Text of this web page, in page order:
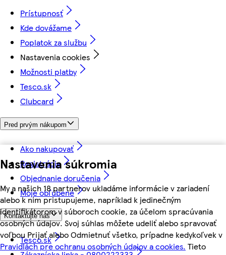
Nastavenia súkromia
My a našich 18 partnerov ukladáme informácie v zariadení
alebo k nim pristupujeme, napríklad k jedinečným
identifikátorom v súboroch cookie, za účelom spracúvania
osobných údajov. Svoj súhlas môžete udeliť alebo spravovať
voľbou Prijať alebo Odmietnuť všetko, prípadne kedykoľvek v
Pravidlách pre ochranu osobných údajov a cookies. Tieto
Prístupnosť
Kde dovážame
Poplatok za službu
Nastavenia cookies
Možnosti platby
Tesco.sk
Clubcard
Pred prvým nákupom
Ako nakupovať
Registrácia
Objednanie doručenia
Moje obľúbené
Kontaktujte nás
Tesco.sk